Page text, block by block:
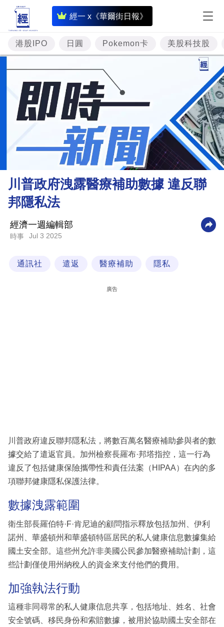
經一 x《華爾街日報》
即
時
財
經
專
題
投
資
樓
市
財
業
區
港股IPO 日圓 Pokemon卡 美股科技股
川普政府洩露醫療補助數據 違反聯
邦隱私法
經濟一週編輯部
時事 Jul 3 2025
通訊社 遣返 醫療補助 隱私
廣告
川普政府違反聯邦隱私法，將數百萬名醫療補助參與者的數
據交給了遣返官員。加州檢察長羅布·邦塔指控，這一行為
違反了包括健康保險攜帶性和責任法案（HIPAA）在內的多
項聯邦健康隱私保護法律。
數據洩露範圍
衛生部長羅伯特·F·肯尼迪的顧問指示釋放包括加州、伊利
諾州、華盛頓州和華盛頓特區居民的私人健康信息數據集給
國土安全部。這些州允許非美國公民參加醫療補助計劃，這
些計劃僅使用州納稅人的資金來支付他們的費用。
加強執法行動
這種非同尋常的私人健康信息共享，包括地址、姓名、社會
安全號碼、移民身份和索賠數據，被用於協助國土安全部在